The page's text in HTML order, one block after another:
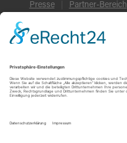
Presse Partner-Bereich
Datenschutz